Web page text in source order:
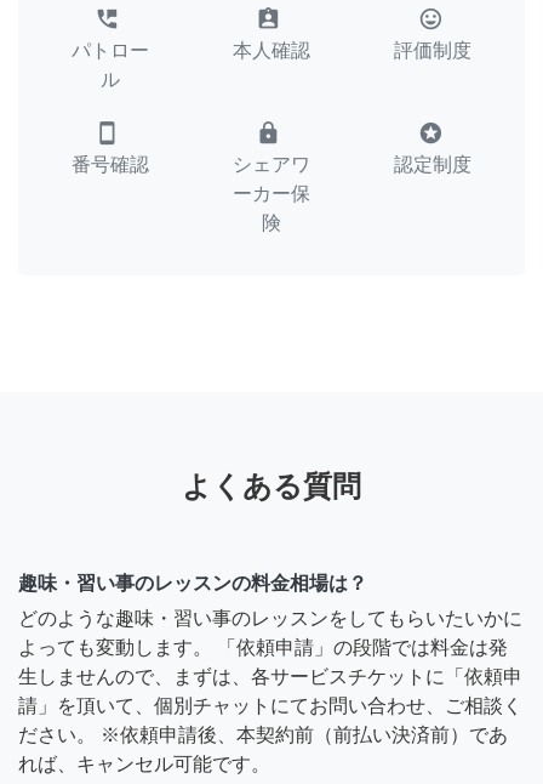
perm_phone_msg
パトロー
ル
assignment_ind
本人確認
tag_faces
評価制度
smartphone
番号確認
lock
シェアワ
ーカー保
険
stars
認定制度
よくある質問
趣味・習い事のレッスンの料金相場は？
どのような趣味・習い事のレッスンをしてもらいたいかに
よっても変動します。 「依頼申請」の段階では料金は発
生しませんので、まずは、各サービスチケットに「依頼申
請」を頂いて、個別チャットにてお問い合わせ、ご相談く
ださい。 ※依頼申請後、本契約前（前払い決済前）であ
れば、キャンセル可能です。